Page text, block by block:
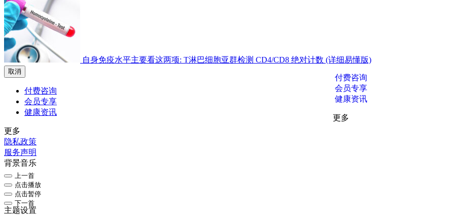
自身免疫水平主要看这两项: T淋巴细胞亚群检测 CD4/CD8 绝对计数 (详细易懂版)
取消
付费咨询
付费咨询
会员专享
会员专享
健康资讯
健康资讯
更多
更多
隐私政策
服务声明
背景音乐
上一首
点击播放
点击暂停
下一首
主题设置